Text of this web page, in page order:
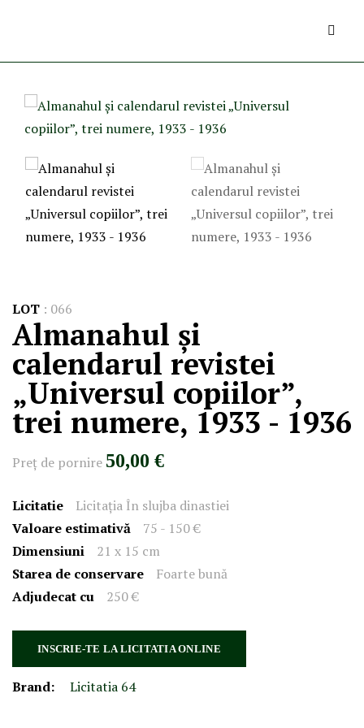
LOT : 066
Almanahul și
calendarul revistei
„Universul copiilor”,
trei numere, 1933 - 1936
Preţ de pornire 50,00 €
Licitatie
Licitația În slujba dinastiei
Valoare estimativă
75 - 150 €
Dimensiuni
21 x 15 cm
Starea de conservare
Foarte bună
Adjudecat cu
250 €
INSCRIE-TE LA LICITATIA ONLINE
Brand: Licitatia 64